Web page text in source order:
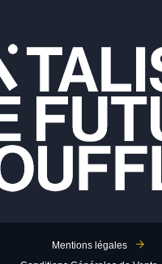
Mentions légales